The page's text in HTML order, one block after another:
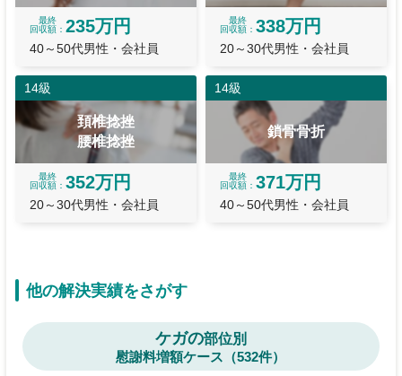
最終
回収額
235万円
40～50代男性・会社員
最終
回収額
338万円
20～30代男性・会社員
14級
頚椎捻挫
腰椎捻挫
最終
回収額
352万円
20～30代男性・会社員
14級
鎖骨骨折
最終
回収額
371万円
40～50代男性・会社員
他の解決実績をさがす
ケガの部位別
慰謝料増額ケース（532件）